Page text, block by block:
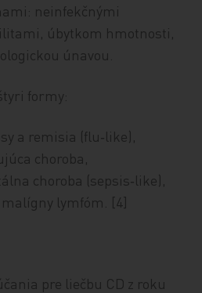
neinfekčnými
úbytkom hmotnosti,
únavou.
formy:
a remisia (flu‑like),
choroba,
choroba (sepsis‑like),
lymfóm. [4]
pre liečbu CD z roku